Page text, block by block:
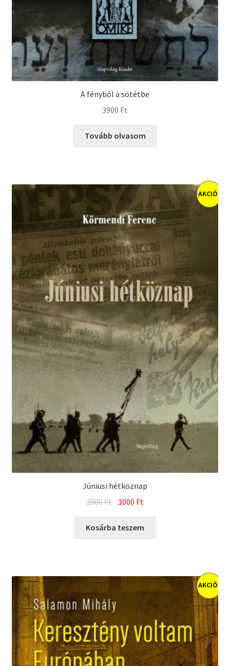
A fényből a sötétbe
3900 Ft
Tovább olvasom
Júniusi hétköznap
AKCIÓ!
2900Ft Original
was:
1000 Ft
is:
Kosárba teszem
AKCIÓ!